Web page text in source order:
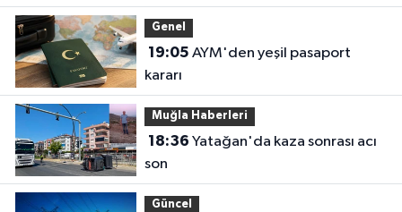
Taşıdı
Genel
19:05
kararı
Muğla Haberleri
18:36
son
Güncel